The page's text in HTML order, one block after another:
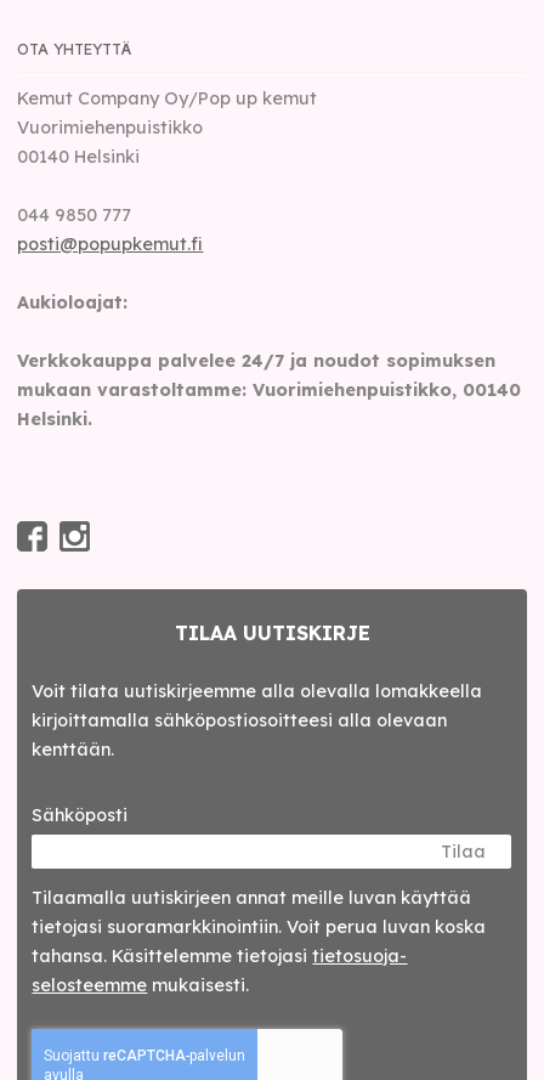
OTA YHTEYTTÄ
Kemut Company Oy/Pop up kemut
Vuorimiehenpuistikko
00140 Helsinki
044 9850 777
posti@popupkemut.fi
Aukioloajat:
Verkkokauppa palvelee 24/7 ja noudot sopimuksen
mukaan varastoltamme: Vuorimiehenpuistikko, 00140
Helsinki.
TILAA UUTISKIRJE
Voit tilata uutiskirjeemme alla olevalla lomakkeella
kirjoittamalla sähköpostiosoitteesi alla olevaan
kenttään.
Sähköposti
Tilaa
Tilaamalla uutis­kirjeen annat meille luvan käyttää
tietojasi suora­markkinointiin. Voit perua luvan koska
tahansa. Käsittelemme tietojasitieto­suoja­
selosteemme mukaisesti.